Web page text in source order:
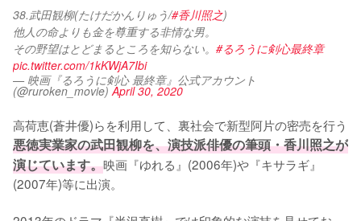
38.武田観柳(たけだかんりゅう/#香川照之)
他人の命よりも金を尊重する非情な男。
その野望はとどまるところを知らない。 #るろうに剣心最終章
pic.twitter.com/1kKWjA7Ibi
— 映画『るろうに剣心 最終章』公式アカウント
(@ruroken_movie)April 30, 2020
高荷恵(蒼井優)らを利用して、裏社会で新型阿片の密売を行う
悪徳実業家の武田観柳を、演技派俳優の筆頭・香川照之が
演じています。映画『ゆれる』(2006年)や『キサラギ』
(2007年)等に出演。